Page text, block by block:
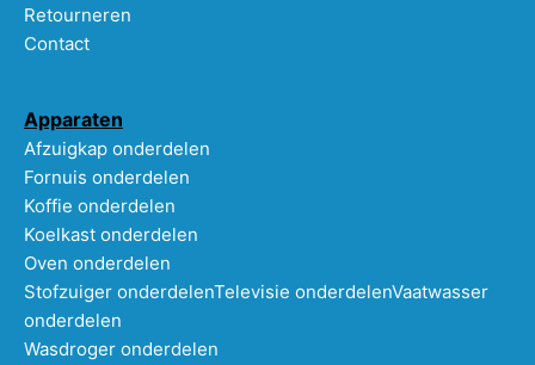
Retourneren
Contact
Apparaten
Afzuigkap onderdelen
Fornuis onderdelen
Koffie onderdelen
Koelkast onderdelen
Oven onderdelen
Stofzuiger onderdelenTelevisie onderdelenVaatwasser
onderdelen
Wasdroger onderdelen